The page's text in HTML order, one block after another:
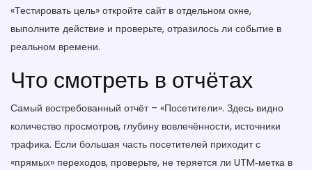
«Тестировать цель» откройте сайт в отдельном окне,
выполните действие и проверьте, отразилось ли событие в
реальном времени.
Что смотреть в отчётах
Самый востребованный отчёт – «Посетители». Здесь видно
количество просмотров, глубину вовлечённости, источники
трафика. Если большая часть посетителей приходит с
«прямых» переходов, проверьте, не теряется ли UTM‑метка в